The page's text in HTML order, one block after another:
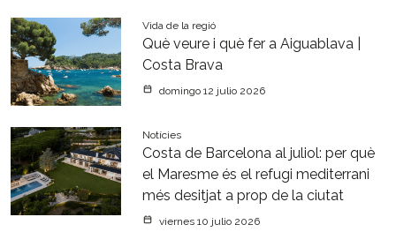
Vida de la regió
Què veure i què fer a Aiguablava |
Costa Brava
domingo 12 julio 2026
Notícies
Costa de Barcelona al juliol: per què
el Maresme és el refugi mediterrani
més desitjat a prop de la ciutat
viernes 10 julio 2026